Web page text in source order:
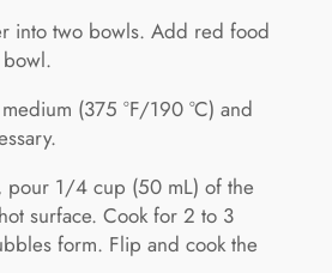
into two bowls. Add red food
(375 °F/190 °C) and
pour 1/4 cup (50 mL) of the
surface. Cook for 2 to 3
form. Flip and cook the